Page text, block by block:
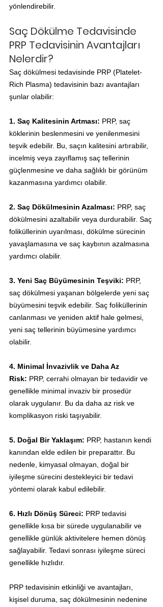
yönlendirebilir.
Saç Dökülme Tedavisinde
PRP Tedavisinin Avantajları
Nelerdir?
Saç dökülmesi tedavisinde PRP (Platelet-
Rich Plasma) tedavisinin bazı avantajları
şunlar olabilir:
1. Saç Kalitesinin Artması: PRP, saç
köklerinin beslenmesini ve yenilenmesini
teşvik edebilir. Bu, saçın kalitesini artırabilir,
incelmiş veya zayıflamış saç tellerinin
güçlenmesine ve daha sağlıklı bir görünüm
kazanmasına yardımcı olabilir.
2. Saç Dökülmesinin Azalması: PRP, saç
dökülmesini azaltabilir veya durdurabilir. Saç
foliküllerinin uyarılması, dökülme sürecinin
yavaşlamasına ve saç kaybının azalmasına
yardımcı olabilir.
3. Yeni Saç Büyümesinin Teşviki: PRP,
saç dökülmesi yaşanan bölgelerde yeni saç
büyümesini teşvik edebilir. Saç foliküllerinin
canlanması ve yeniden aktif hale gelmesi,
yeni saç tellerinin büyümesine yardımcı
olabilir.
4. Minimal İnvazivlik ve Daha Az
Risk: PRP, cerrahi olmayan bir tedavidir ve
genellikle minimal invaziv bir prosedür
olarak uygulanır. Bu da daha az risk ve
komplikasyon riski taşıyabilir.
5. Doğal Bir Yaklaşım: PRP, hastanın kendi
kanından elde edilen bir preparattır. Bu
nedenle, kimyasal olmayan, doğal bir
iyileşme sürecini destekleyici bir tedavi
yöntemi olarak kabul edilebilir.
6. Hızlı Dönüş Süreci: PRP tedavisi
genellikle kısa bir sürede uygulanabilir ve
genellikle günlük aktivitelere hemen dönüş
sağlayabilir. Tedavi sonrası iyileşme süreci
genellikle hızlıdır.
PRP tedavisinin etkinliği ve avantajları,
kişisel duruma, saç dökülmesinin nedenine